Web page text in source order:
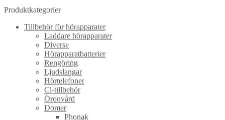
Produktkategorier
Tillbehör för hörapparater
Laddare hörapparater
Diverse
Hörapparatbatterier
Rengöring
Ljudslangar
Hörtelefoner
Cl-tillbehör
Öronvård
Domer
Phonak